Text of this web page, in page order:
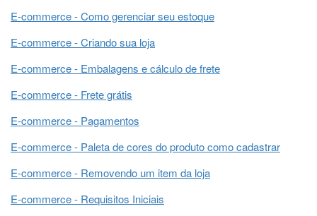
E-commerce - Como gerenciar seu estoque
E-commerce - Criando sua loja
E-commerce - Embalagens e cálculo de frete
E-commerce - Frete grátis
E-commerce - Pagamentos
E-commerce - Paleta de cores do produto como cadastrar
E-commerce - Removendo um item da loja
E-commerce - Requisitos Iniciais